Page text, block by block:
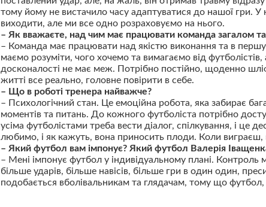
тому йому не вистачило часу адаптуватися до нашої гри.
виходити, але ми все одно розраховуємо на нього.
– Як вважаєте, над чим має працювати команда загалом
– Команда має працювати над якістю виконання та в
маємо розуміти, чого хочемо та вимагаємо від
досконалості не має меж. Потрібно постійно, щоденно
житті все реально, головне повірити в себе.
– Що в роботі тренера найважче?
– Психологічний стан. Це емоційна робота, яка забирає
моментів та питань. До кожного футболіста потрібно
усіма футболістами треба вести діалог, спілкування, і
любимо, і як кажуть, вона приносить плоди. Коли
– Який футбол вам імпонує? Який футбол Валерія
– Мені імпонує футбол у індивідуальному плані.
більше ударів, більше навісів, більше гри в один один,
подобається вболівальникам та глядачам, тому що